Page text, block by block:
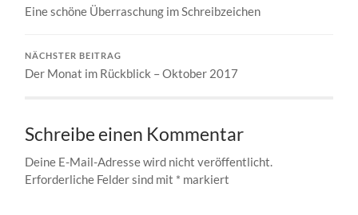
Eine schöne Überraschung im Schreibzeichen
NÄCHSTER BEITRAG
Der Monat im Rückblick – Oktober 2017
Schreibe einen Kommentar
Deine E-Mail-Adresse wird nicht veröffentlicht.
Erforderliche Felder sind mit * markiert